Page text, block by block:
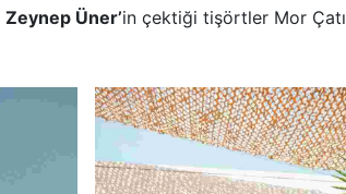
Zeynep Üner’in çektiği tişörtler Mor Çatı